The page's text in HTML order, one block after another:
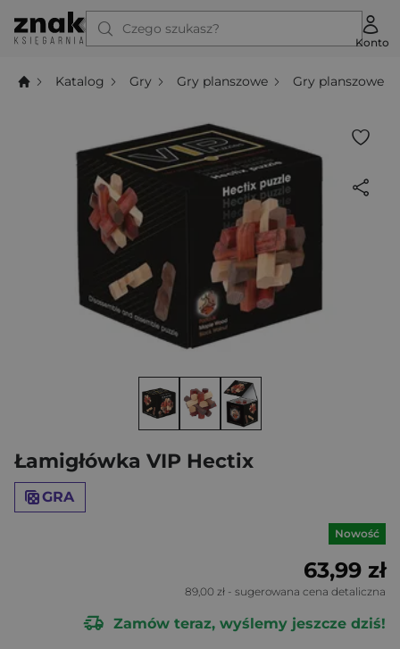
Czego szukasz?
Konto
Katalog Gry Gry planszowe Gry planszowe
Łamigłówka VIP Hectix
GRA
Nowość
63,99 zł
89,00 zł - sugerowana cena detaliczna
Zamów teraz, wyślemy jeszcze dziś!